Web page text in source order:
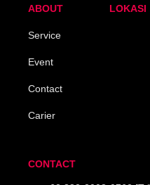
ABOUT
Service
Event
Contact
Carier
LOKASI
CONTACT